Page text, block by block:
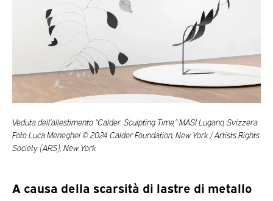
Veduta dell’allestimento “Calder. Sculpting Time,” MASI Lugano, Svizzera.
Foto Luca Meneghel © 2024 Calder Foundation, New York / Artists Rights
Society (ARS), New York
A causa della scarsità di lastre di metallo